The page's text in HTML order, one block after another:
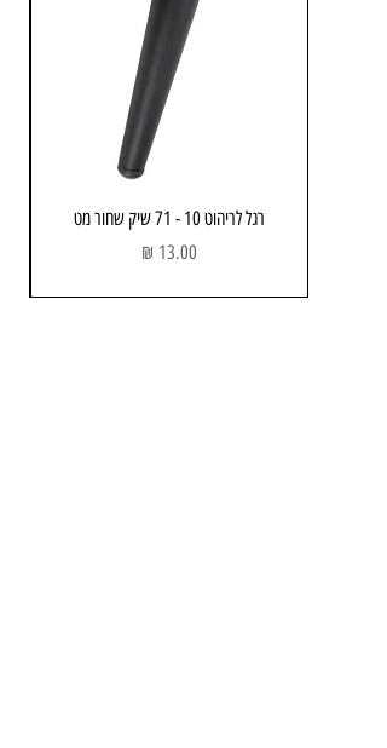
רגל לריהוט 10 - 71 שיק שחור מט
מחיר